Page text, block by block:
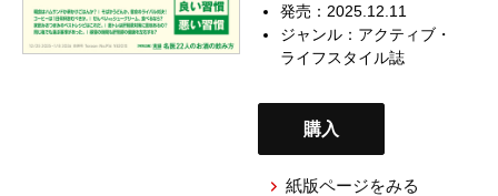
発売：2025.12.11
ジャンル： アクティブ・
ライフスタイル誌
購入
紙版ページをみる